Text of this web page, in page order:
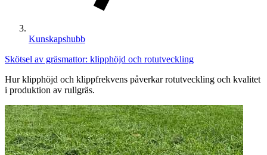
Kunskapshubb
Skötsel av gräsmattor: klipphöjd och rotutveckling
Hur klipphöjd och klippfrekvens påverkar rotutveckling och kvalitet
i produktion av rullgräs.